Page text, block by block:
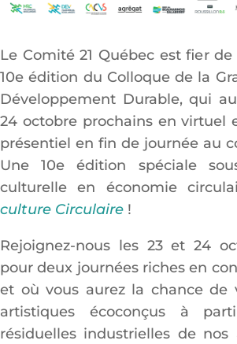
Le Comité 21 Québec est fier
10e édition du Colloque de la
Développement Durable, qui
24 octobre prochains en virtuel
présentiel en fin de journée au
Une 10e édition spéciale
culturelle en économie
culture Circulaire !
Rejoignez-nous les 23 et 24
pour deux journées riches en
et où vous aurez la chance de
artistiques écoconçus à
résiduelles industrielles de nos